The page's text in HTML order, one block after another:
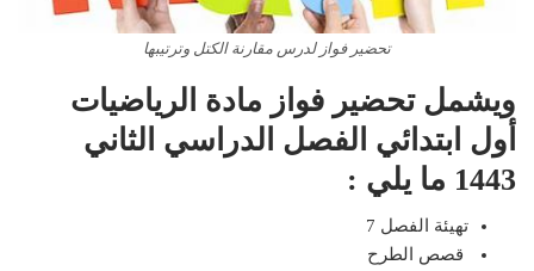
تحضير فواز لدرس مقارنة الكتل وترتيبها
ويشمل تحضير فواز مادة الرياضيات
أول ابتدائي الفصل الدراسي الثاني
1443 ما يلي :
تهيئة الفصل 7
قصص الطرح